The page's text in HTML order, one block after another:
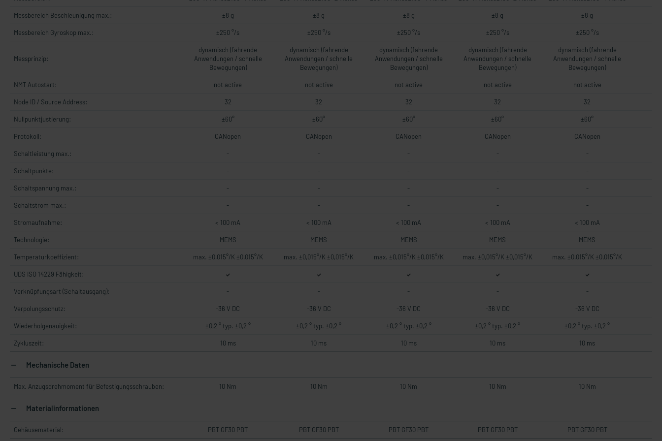
Messbereich Beschleunigung max.: ±8 g ±8 g ±8 g ±8 g ±8 g
Messbereich Gyroskop max.: ±250 °/s ±250 °/s ±250 °/s ±250 °/s ±250 °/s
Messprinzip:
dynamisch (fahrende
Anwendungen / schnelle
Bewegungen)
dynamisch (fahrende
Anwendungen / schnelle
Bewegungen)
dynamisch (fahrende
Anwendungen / schnelle
Bewegungen)
dynamisch (fahrende
Anwendungen / schnelle
Bewegungen)
dynamisch (fahrende
Anwendungen / schnelle
Bewegungen)
NMT Autostart: not active not active not active not active not active
Node ID / Source Address: 32 32 32 32 32
Nullpunktjustierung: ±60° ±60° ±60° ±60° ±60°
Protokoll: CANopen CANopen CANopen CANopen CANopen
Schaltleistung max.: - - - - -
Schaltpunkte: - - - - -
Schaltspannung max.: - - - - -
Schaltstrom max.: - - - - -
Stromaufnahme: < 100 mA < 100 mA < 100 mA < 100 mA < 100 mA
Technologie: MEMS MEMS MEMS MEMS MEMS
Temperaturkoeffizient: max. ±0,015°/K ±0,015°/K max. ±0,015°/K ±0,015°/K max. ±0,015°/K ±0,015°/K max. ±0,015°/K ±0,015°/K max. ±0,015°/K ±0,015°/K
UDS ISO 14229 Fähigkeit:
Verknüpfungsart (Schaltausgang): - - - - -
Verpolungsschutz: -36 V DC -36 V DC -36 V DC -36 V DC -36 V DC
Wiederholgenauigkeit: ±0,2 ° typ. ±0,2 ° ±0,2 ° typ. ±0,2 ° ±0,2 ° typ. ±0,2 ° ±0,2 ° typ. ±0,2 ° ±0,2 ° typ. ±0,2 °
Zykluszeit: 10 ms 10 ms 10 ms 10 ms 10 ms
Mechanische Daten
Max. Anzugsdrehmoment für Befestigungsschrauben: 10 Nm 10 Nm 10 Nm 10 Nm 10 Nm
Materialinformationen
Gehäusematerial: PBT GF30 PBT PBT GF30 PBT PBT GF30 PBT PBT GF30 PBT PBT GF30 PBT